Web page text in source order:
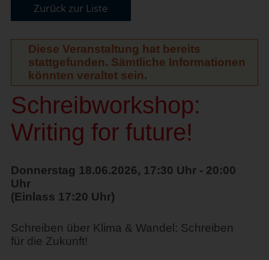
Zurück zur Liste
Diese Veranstaltung hat bereits
stattgefunden. Sämtliche Informationen
könnten veraltet sein.
Schreibworkshop:
Writing for future!
Donnerstag 18.06.2026, 17:30 Uhr - 20:00
Uhr
(Einlass 17:20 Uhr)
Schreiben über Klima & Wandel: Schreiben
für die Zukunft!